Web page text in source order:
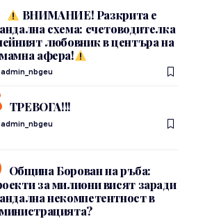
ВНИМАНИЕ! Разкрита е
схема: счетоводителка
любовник в центъра на
афера!
admin_nbgeu
ТРЕВОГА!!!
admin_nbgeu
Община Борован на ръба:
за милиони висят заради
некомпетентност в